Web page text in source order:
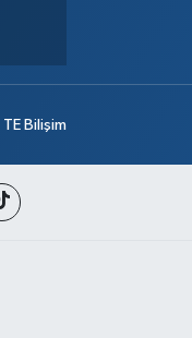
TE Bilişim